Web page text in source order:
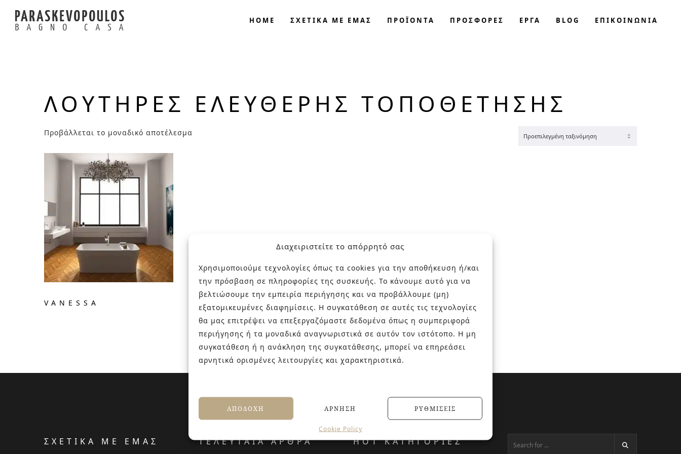
Διαχειριστείτε το απόρρητό σας
Χρησιμοποιούμε τεχνολογίες όπως τα cookies για την αποθήκευση ή/και
την πρόσβαση σε πληροφορίες της συσκευής. Το κάνουμε αυτό για να
βελτιώσουμε την εμπειρία περιήγησης και να προβάλλουμε (μη)
εξατομικευμένες διαφημίσεις. Η συγκατάθεση σε αυτές τις τεχνολογίες
θα μας επιτρέψει να επεξεργαζόμαστε δεδομένα όπως η συμπεριφορά
περιήγησης ή τα μοναδικά αναγνωριστικά σε αυτόν τον ιστότοπο. Η μη
συγκατάθεση ή η ανάκληση της συγκατάθεσης, μπορεί να επηρεάσει
αρνητικά ορισμένες λειτουργίες και χαρακτηριστικά.
ΑΠΟΔΟΧΉ ΆΡΝΗΣΗ ΡΥΘΜΊΣΕΙΣ
Cookie Policy
HOME ΣΧΕΤΙΚΑ ΜΕ ΕΜΑΣ ΠΡΟΪΟΝΤΑ ΠΡΟΣΦΟΡΈΣ ΕΡΓΑ BLOG ΕΠΙΚΟΙΝΩΝΊΑ
ΛΟΥΤΉΡΕΣ ΕΛΕΎΘΕΡΗΣ ΤΟΠΟΘΈΤΗΣΗΣ
Προβάλλεται το μοναδικό αποτέλεσμα
VANESSA
ΣΧΕΤΙΚΑ ΜΕ ΕΜΑΣ ΤΕΛΕΥΤΑΙΑ ΑΡΘΡΑ HOT ΚΑΤΗΓΟΡΙΕΣ